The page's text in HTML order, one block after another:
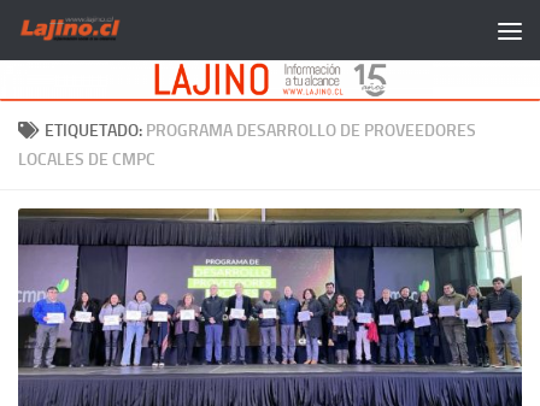
Saltar al contenido
ETIQUETADO: PROGRAMA DESARROLLO DE PROVEEDORES
LOCALES DE CMPC